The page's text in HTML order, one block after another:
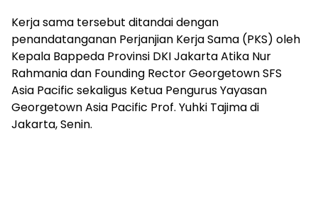
Kerja sama tersebut ditandai dengan
penandatanganan Perjanjian Kerja Sama (PKS) oleh
Kepala Bappeda Provinsi DKI Jakarta Atika Nur
Rahmania dan Founding Rector Georgetown SFS
Asia Pacific sekaligus Ketua Pengurus Yayasan
Georgetown Asia Pacific Prof. Yuhki Tajima di
Jakarta, Senin.